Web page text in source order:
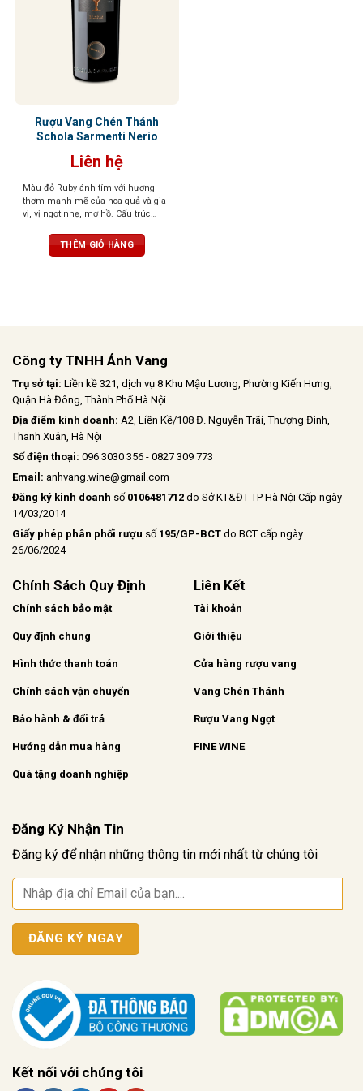
Rượu Vang Chén Thánh
Schola Sarmenti Nerio
Liên hệ
Màu đỏ Ruby ánh tím với hương
thơm mạnh mẽ của hoa quả và gia
vị, vị ngọt nhẹ, mơ hồ. Cấu trúc
THÊM GIỎ HÀNG
Công ty TNHH Ánh Vang
Trụ sở tại: Liền kề 321, dịch vụ 8 Khu Mậu Lương, Phường Kiến Hưng,
Quận Hà Đông, Thành Phố Hà Nội
Địa điểm kinh doanh: A2, Liền Kề/108 Đ. Nguyễn Trãi, Thượng Đình,
Thanh Xuân, Hà Nội
Số điện thoại: 096 3030 356 - 0827 309 773
Email: anhvang.wine@gmail.com
Đăng ký kinh doanh số 0106481712 do Sở KT&ĐT TP Hà Nội Cấp ngày
14/03/2014
Giấy phép phân phối rượu số 195/GP-BCT do BCT cấp ngày
26/06/2024
Chính Sách Quy Định
Chính sách bảo mật
Quy định chung
Hình thức thanh toán
Chính sách vận chuyển
Bảo hành & đổi trả
Hướng dẫn mua hàng
Quà tặng doanh nghiệp
Liên Kết
Tài khoản
Giới thiệu
Cửa hàng rượu vang
Vang Chén Thánh
Rượu Vang Ngọt
FINE WINE
Đăng Ký Nhận Tin
Đăng ký để nhận những thông tin mới nhất từ chúng tôi
Kết nối với chúng tôi